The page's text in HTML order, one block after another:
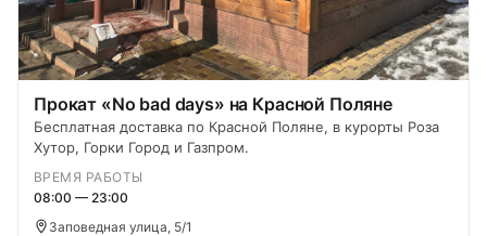
Прокат «No bad days» на Красной Поляне
Бесплатная доставка по Красной Поляне, в курорты Роза
Хутор, Горки Город и Газпром.
ВРЕМЯ РАБОТЫ
08:00 — 23:00
Заповедная улица, 5/1